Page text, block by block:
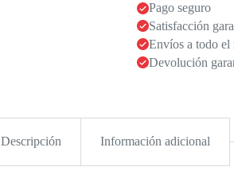
Pago seguro
Satisfacción
Envíos a todo el
Devolución
Descripción Información adicional